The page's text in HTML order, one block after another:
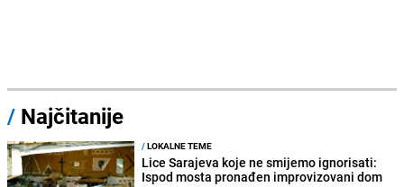
/ Najčitanije
/LOKALNE TEME
Lice Sarajeva koje ne smijemo ignorisati:
Ispod mosta pronađen improvizovani dom